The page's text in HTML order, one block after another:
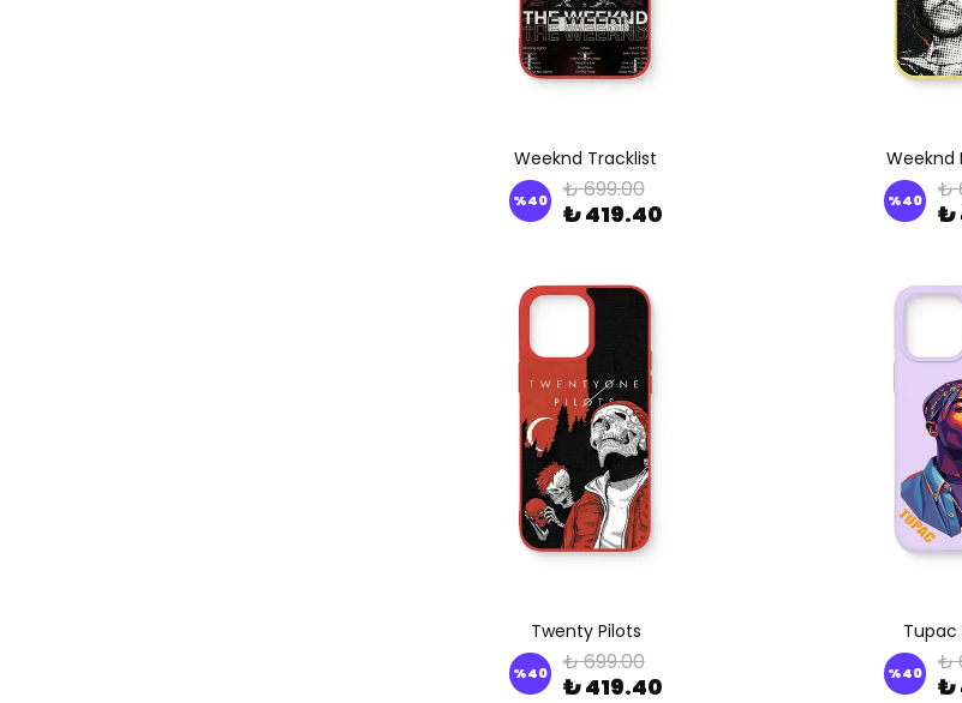
Weeknd Tracklist
%40 ₺ 699.00
₺ 419.40
Weeknd
%40 ₺
₺
Twenty Pilots
%40 ₺ 699.00
₺ 419.40
Tupac
%40 ₺
₺